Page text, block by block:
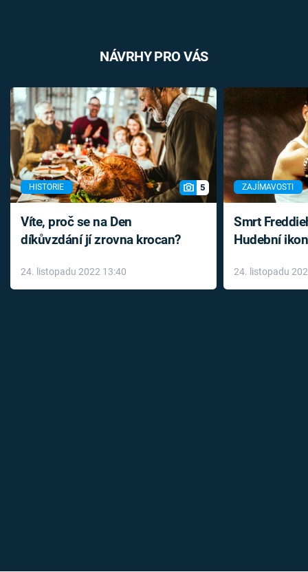
NÁVRHY PRO VÁS
HISTORIE 5
Víte, proč se na Den
díkůvzdání jí zrovna krocan?
24. listopadu 2022 13:40
ZAJÍMAVOSTI
Smrt
Hudební
léky
24. listopadu